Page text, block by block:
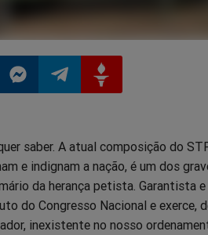
no
no
Telegram
no
Gettr
saber. A atual composição do
e indignam a nação, é um dos
da herança petista. Garantista
do Congresso Nacional e exerce,
inexistente no nosso